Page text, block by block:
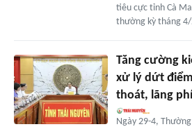
tiêu cực tỉnh Cà
thường kỳ tháng
Tăng cường
xử lý dứt
thoát, lãng phí
Ngày 29-4,